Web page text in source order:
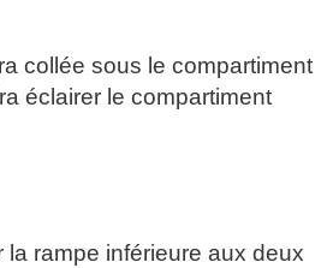
collée sous le compartiment
éclairer le compartiment
la rampe inférieure aux deux